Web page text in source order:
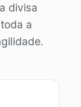
divisa
a